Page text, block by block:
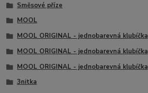
Směsové příze
MOOL
MOOL ORIGINAL - jednobarevná klubíčka
MOOL ORIGINAL - jednobarevná klubíčka
MOOL ORIGINAL - jednobarevná klubíčka
3nitka